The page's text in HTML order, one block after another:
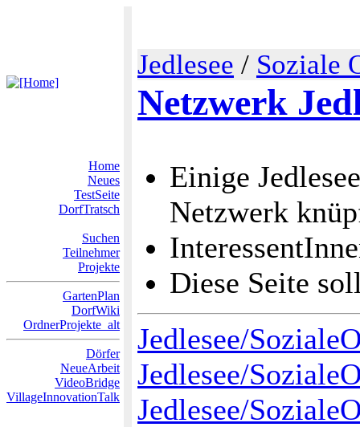
Jedlesee / Soziale
Netzwerk
Home
Neues
TestSeite
DorfTratsch
Suchen
Teilnehmer
Projekte
GartenPlan
DorfWiki
OrdnerProjekte_alt
Dörfer
NeueArbeit
VideoBridge
VillageInnovationTalk
Einige
Netzwerk
Diese Seite
Jedlesee/
Jedlesee/
Jedlesee/